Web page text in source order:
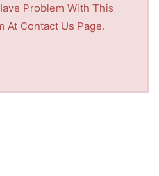
Problem With This
At Contact Us Page.